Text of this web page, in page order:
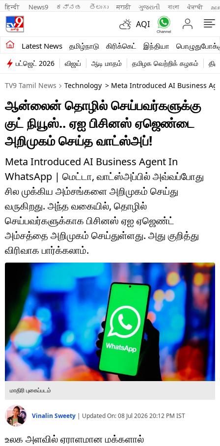
हिन्दी News9 ಕನ್ನಡ తెలుగు मराठी ગુજરાતી বাংলা ਪੰਜਾਬੀ
AQI
Latest News தமிழ்நாடு கிரிக்கெட் இந்தியா
சமீபத்திய செய்திகள்
தமிழ்நாடு
இந்தியா
உலகம்
விளையாட்டு
பொழுதுபோக்கு
லைஃப்ஸ்டைல்
வணிகம்
டெக்னாலஜி
ஆன்மீகம்
ஹெஃல்த்
ஷார்ட் வீடியோஸ்
வலை கதைகள்
போட்டோ கேலரி
பட்ஜெட் 2026 விஜய் ஆடி மாதம் தமிழக வெற்றிக் கழகம்
TV9 Tamil News Technology > Meta Introduced AI Business
ஆன்லைன் தொழில் செய்பவர்களுக்கு
குட் நியூஸ்.. ஏஐ பிசினஸ் ஏஜெண்டை
அறிமுகம் செய்த வாட்ஸ்அப்!
Meta Introduced AI Business Agent In
WhatsApp | மெட்டா, வாட்ஸ்அப்பில் அவ்வப்போது
சில முக்கிய அம்சங்களை அறிமுகம் செய்து
வருகிறது. அந்த வகையில், தொழில்
செய்பவர்களுக்காக பிசினஸ் ஏஐ ஏஜெண்ட்
அம்சத்தை அறிமுகம் செய்துள்ளது. அது குறித்து
விரிவாக பார்க்கலாம்.
மாதிரி புகைப்படம்
Vinalin Sweety | Updated On:08 Jul 2026 20:12 PM IST
உலக அளவில் ஏராளமான மக்களால்